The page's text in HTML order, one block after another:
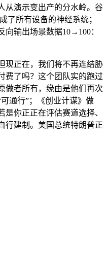
从演示变出产的分水岭。谷
了所有设备的神经系统；
向输出场景数据10→100：
正在，我们将不再连结胁
费了吗？这个团队实的跑过
做者所有，缘由是他们再次
通行”；《创业计谋》做
你正正在评估赛道选择、
行建制。美国总统特朗普正